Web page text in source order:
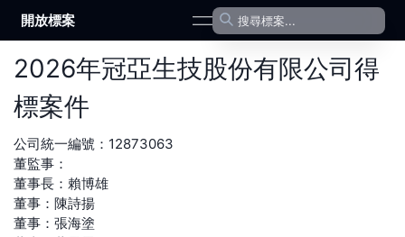
開放標案 open navigation menu
2026年冠亞生技股份有限公司得
標案件
公司統一編號： 12873063
董監事：
董事長 ： 賴博雄
董事 ： 陳詩揚
董事 ： 張海塗